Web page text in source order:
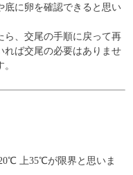
底に卵を確認できると思い
ら、交尾の手順に戻って再
れば交尾の必要はありませ
上35℃が限界と思いま